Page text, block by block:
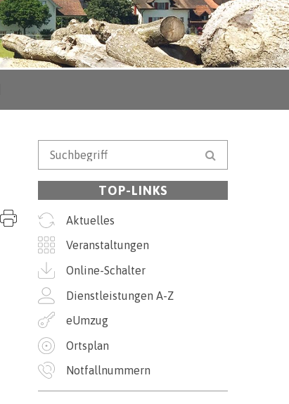
Seite drucken
Suchbegriff
TOP-LINKS
Aktuelles
Veranstaltungen
Online-Schalter
Dienstleistungen A-Z
eUmzug
Ortsplan
Notfallnummern